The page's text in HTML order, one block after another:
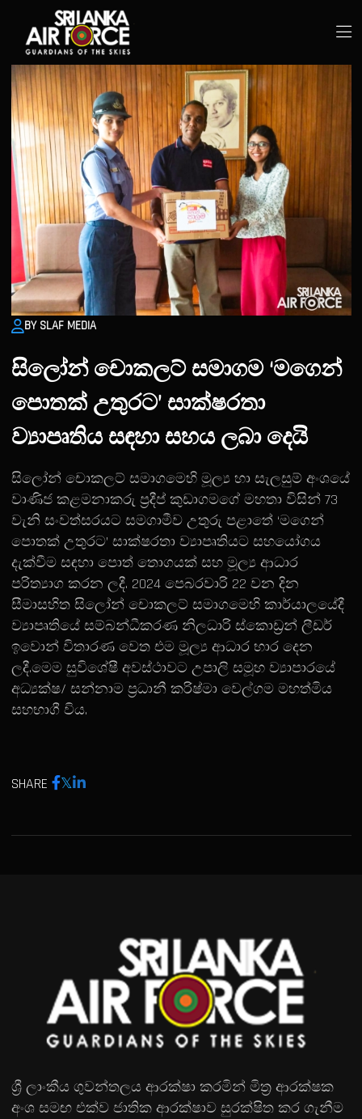
BY SLAF MEDIA
සිලෝන් චොකලට් සමාගම ‘මගෙන්
පොතක් උතුරට’ සාක්ෂරතා
ව්‍යාපෘතිය සඳහා සහය ලබා දෙයි
සිලෝන් චොකලට් සමාගමෙහි මූල්‍ය හා සැලසුම් අංශයේ
වාණිජ කළමනාකරු ප්‍රදීප් කුඩාගමගේ මහතා විසින් 73
වැනි සංවත්සරයට සමගාමීව උතුරු පළාතේ ‘මගෙන්
පොතක් උතුරට’ සාක්ෂරතා ව්‍යාපෘතියට සහයෝගය
දැක්වීම සඳහා පොත් තොගයක් සහ මූල්‍ය ආධාර
පරිත්‍යාග කරන ලදී. 2024 පෙබරවාරි 22 වන දින
සීමාසහිත සිලෝන් චොකලට් සමාගමෙහි කාර්යාලයේදී
ව්‍යාපෘතියේ සම්බන්ධීකරණ නිලධාරි ස්කොඩ්‍රන් ලීඩර්
ඉවොන් විතාරණ වෙත එම මූල්‍ය ආධාර භාර දෙන
ලදී.මෙම සුවිශේෂී අවස්ථාවට උපාලි සමූහ ව්‍යාපාරයේ
අධ්‍යක්ෂ/ සන්නාම ප්‍රධානී කරිෂ්මා වෙල්ගම මහත්මිය
සහභාගී විය.
SHARE
ශ්‍රී ලාංකීය ගුවන්තලය ආරක්ෂා කරමින් මිත්‍ර ආරක්ෂක
අංශ සමඟ එක්ව ජාතික ආරක්ෂාව සුරක්ෂිත කර ගැනීම